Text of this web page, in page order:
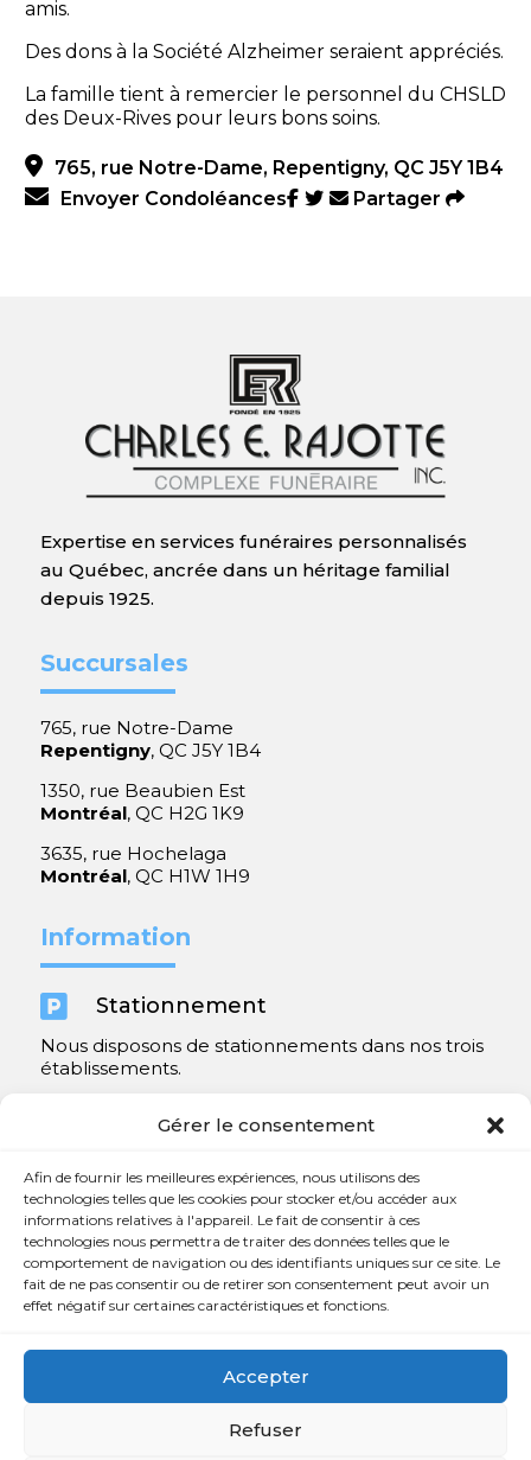
Gérer le consentement
Afin de fournir les meilleures expériences, nous utilisons des
technologies telles que les cookies pour stocker et/ou accéder aux
informations relatives à l'appareil. Le fait de consentir à ces
technologies nous permettra de traiter des données telles que le
comportement de navigation ou des identifiants uniques sur ce site. Le
fait de ne pas consentir ou de retirer son consentement peut avoir un
effet négatif sur certaines caractéristiques et fonctions.
Accepter
Refuser
amis.
Des dons à la Société Alzheimer seraient appréciés.
La famille tient à remercier le personnel du CHSLD
des Deux-Rives pour leurs bons soins.
765, rue Notre-Dame, Repentigny, QC J5Y 1B4
Envoyer Condoléances
Partager
Expertise en services funéraires personnalisés
au Québec, ancrée dans un héritage familial
depuis 1925.
Succursales
765, rue Notre-Dame
Repentigny, QC J5Y 1B4
1350, rue Beaubien Est
Montréal, QC H2G 1K9
3635, rue Hochelaga
Montréal, QC H1W 1H9
Information
 Stationnement
Nous disposons de stationnements dans nos trois
établissements.
Contact
 450 654-3342
 info@charlesrajotte.com
765, rue Notre-Dame